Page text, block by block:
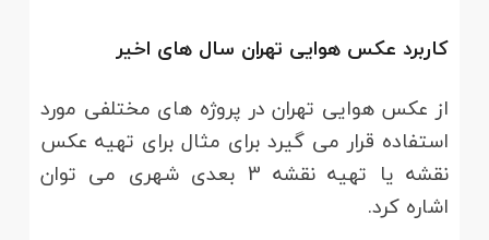
کاربرد عکس هوایی تهران سال های اخیر
از عکس هوایی تهران در پروژه های مختلفی مورد
استفاده قرار می گیرد برای مثال برای تهیه عکس
نقشه یا تهیه نقشه 3 بعدی شهری می توان
اشاره کرد.